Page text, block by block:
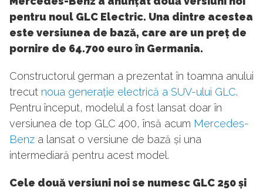
pentru noul GLC Electric. Una dintre acestea
este versiunea de bază, care are un preț de
pornire de 64.700 euro în Germania.
Constructorul german a prezentat în toamna anului
trecut noua generație electrică a SUV-ului GLC.
Pentru început, modelul a fost lansat doar în
versiunea de top GLC 400, însă acum Mercedes-
Benz a lansat o versiune de bază și una
intermediară pentru acest model.
Cele două versiuni noi se numesc GLC 250 și